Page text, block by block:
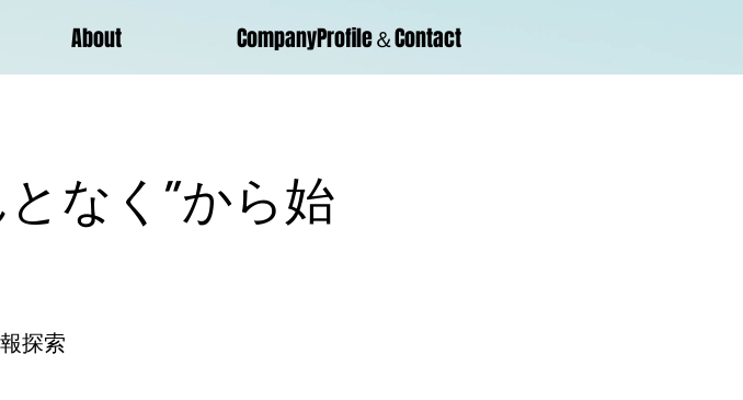
About CompanyProfile＆Contact
なく”から始
探索